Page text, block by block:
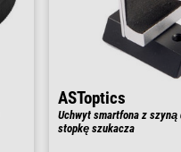
ASToptics
Uchwyt smartfona z szyną
stopkę szukacza